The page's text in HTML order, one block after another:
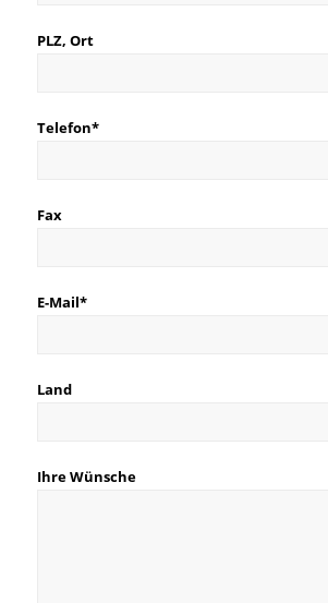
PLZ, Ort
Telefon*
Fax
E-Mail*
Land
Ihre Wünsche